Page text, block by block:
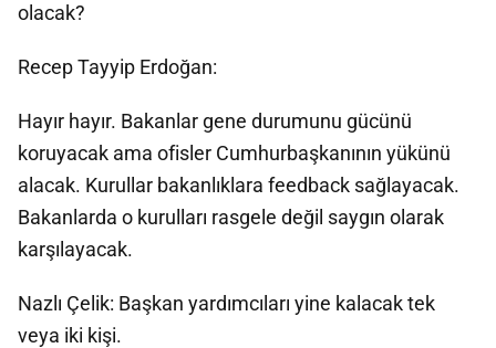
olacak?
Recep Tayyip Erdoğan:
Hayır hayır. Bakanlar gene durumunu gücünü
koruyacak ama ofisler Cumhurbaşkanının yükünü
alacak. Kurullar bakanlıklara feedback sağlayacak.
Bakanlarda o kurulları rasgele değil saygın olarak
karşılayacak.
Nazlı Çelik: Başkan yardımcıları yine kalacak tek
veya iki kişi.